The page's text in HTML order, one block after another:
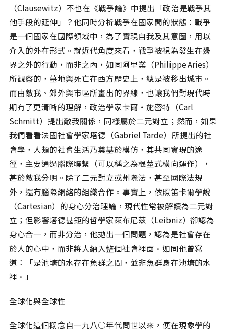
（Clausewitz）不也在《戰爭論》中提出「政治是戰爭其
他手段的延伸」？他同時分析戰爭在國家間的狀態：戰爭
是一個國家在國際領域中，為了實現自我及其意圖，用以
介入的外在形式。就近代角度來看，戰爭被視為發生在邊
界之外的行動，而非之內，如同阿里業（Philippe Aries）
所觀察的，墓地與死亡在西方歷史上，總是被移出城市。
而由敵我、郊外與市區所畫出的界線，也讓我們對現代時
期有了更清晰的理解，政治學家卡爾‧施密特（Carl
Schmitt）提出敵我關係，同樣屬於二元對立；然而，如果
我們看看法國社會學家塔德（Gabriel Tarde）所提出的社
會學，人類的社會生活乃奠基於模仿，其共同實現的途
徑，主要通過腦際聯繫（可以稱之為根莖式橫向運作），
甚於敵我分明。除了二元對立或州際法，甚至國際法規
外，還有腦際網絡的組織合作。事實上，依照笛卡爾學說
（Cartesian）的身心分治理論，現代性常被解讀為二元對
立；但影響塔德甚鉅的哲學家萊布尼茲（Leibniz）卻認為
身心合一，而非分治，他拋出一個問題，認為是社會存在
於人的心中，而非將人納入整個社會裡面。如同他曾寫
道：「是池塘的水存在魚群之間，並非魚群身在池塘的水
裡。」
全球化與全球性
全球化這個概念自一九八○年代問世以來，便在現象學的